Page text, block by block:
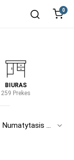
0
BIURAS
259 Prekes